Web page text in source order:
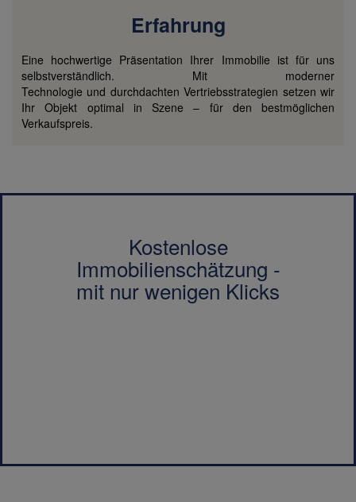
Erfahrung
Eine hochwertige Präsentation Ihrer Immobilie ist für uns
selbstverständlich. Mit moderner
Technologie und durchdachten Vertriebsstrategien setzen wir
Ihr Objekt optimal in Szene – für den bestmöglichen
Verkaufspreis.
Kostenlose
Immobilienschätzung -
mit nur wenigen Klicks